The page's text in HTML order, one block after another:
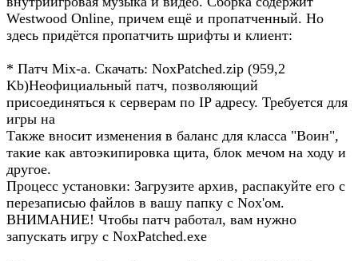
Westwood Online, причем ещё и пропатченный. Но
здесь придётся пропатчить шрифты и клиент:
* Патч Mix-a. Скачать: NoxPatched.zip (959,2
Kb)Неофициальный патч, позволяющий
присоединяться к серверам по IP адресу. Требуется для
игры на
Также вносит изменения в баланс для класса "Воин",
такие как автоэкипировка щита, блок мечом на ходу и
другое.
Процесс установки: Загрузите архив, распакуйте его с
перезаписью файлов в вашу папку с Nox'ом.
ВНИМАНИЕ! Чтобы патч работал, вам нужно
запускать игру с NoxPatched.exe